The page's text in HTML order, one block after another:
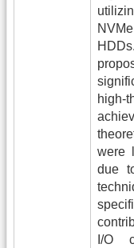
were
due
I/O